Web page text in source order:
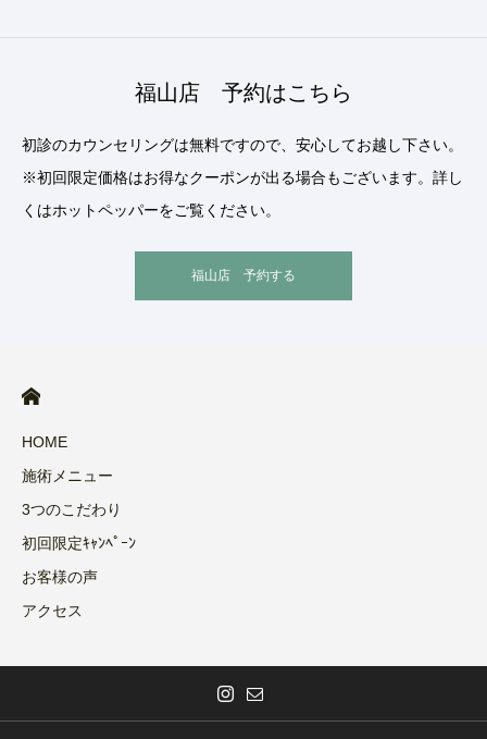
福山店 予約はこちら
初診のカウンセリングは無料ですので、安心してお越し下さい。
※初回限定価格はお得なクーポンが出る場合もございます。詳し
くはホットペッパーをご覧ください。
福山店 予約する
HOME
施術メニュー
3つのこだわり
初回限定ｷｬﾝﾍﾟｰﾝ
お客様の声
アクセス